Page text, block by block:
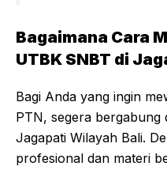
Bagaimana Cara
UTBK SNBT di
Bagi Anda yang ingin
PTN, segera bergabung
Jagapati Wilayah Bali.
profesional dan materi